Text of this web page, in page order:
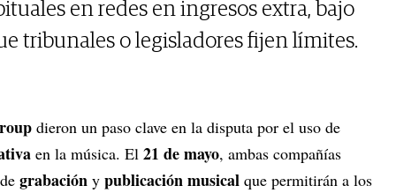
en redes en ingresos extra, bajo
tribunales o legisladores fijen límites.
dieron un paso clave en la disputa por el uso de
en la música. El 21 de mayo, ambas compañías
grabación y publicación musical que permitirán a los